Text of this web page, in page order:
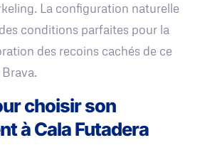
La configuration naturelle
conditions parfaites pour la
des recoins cachés de ce
choisir son
à Cala Futadera